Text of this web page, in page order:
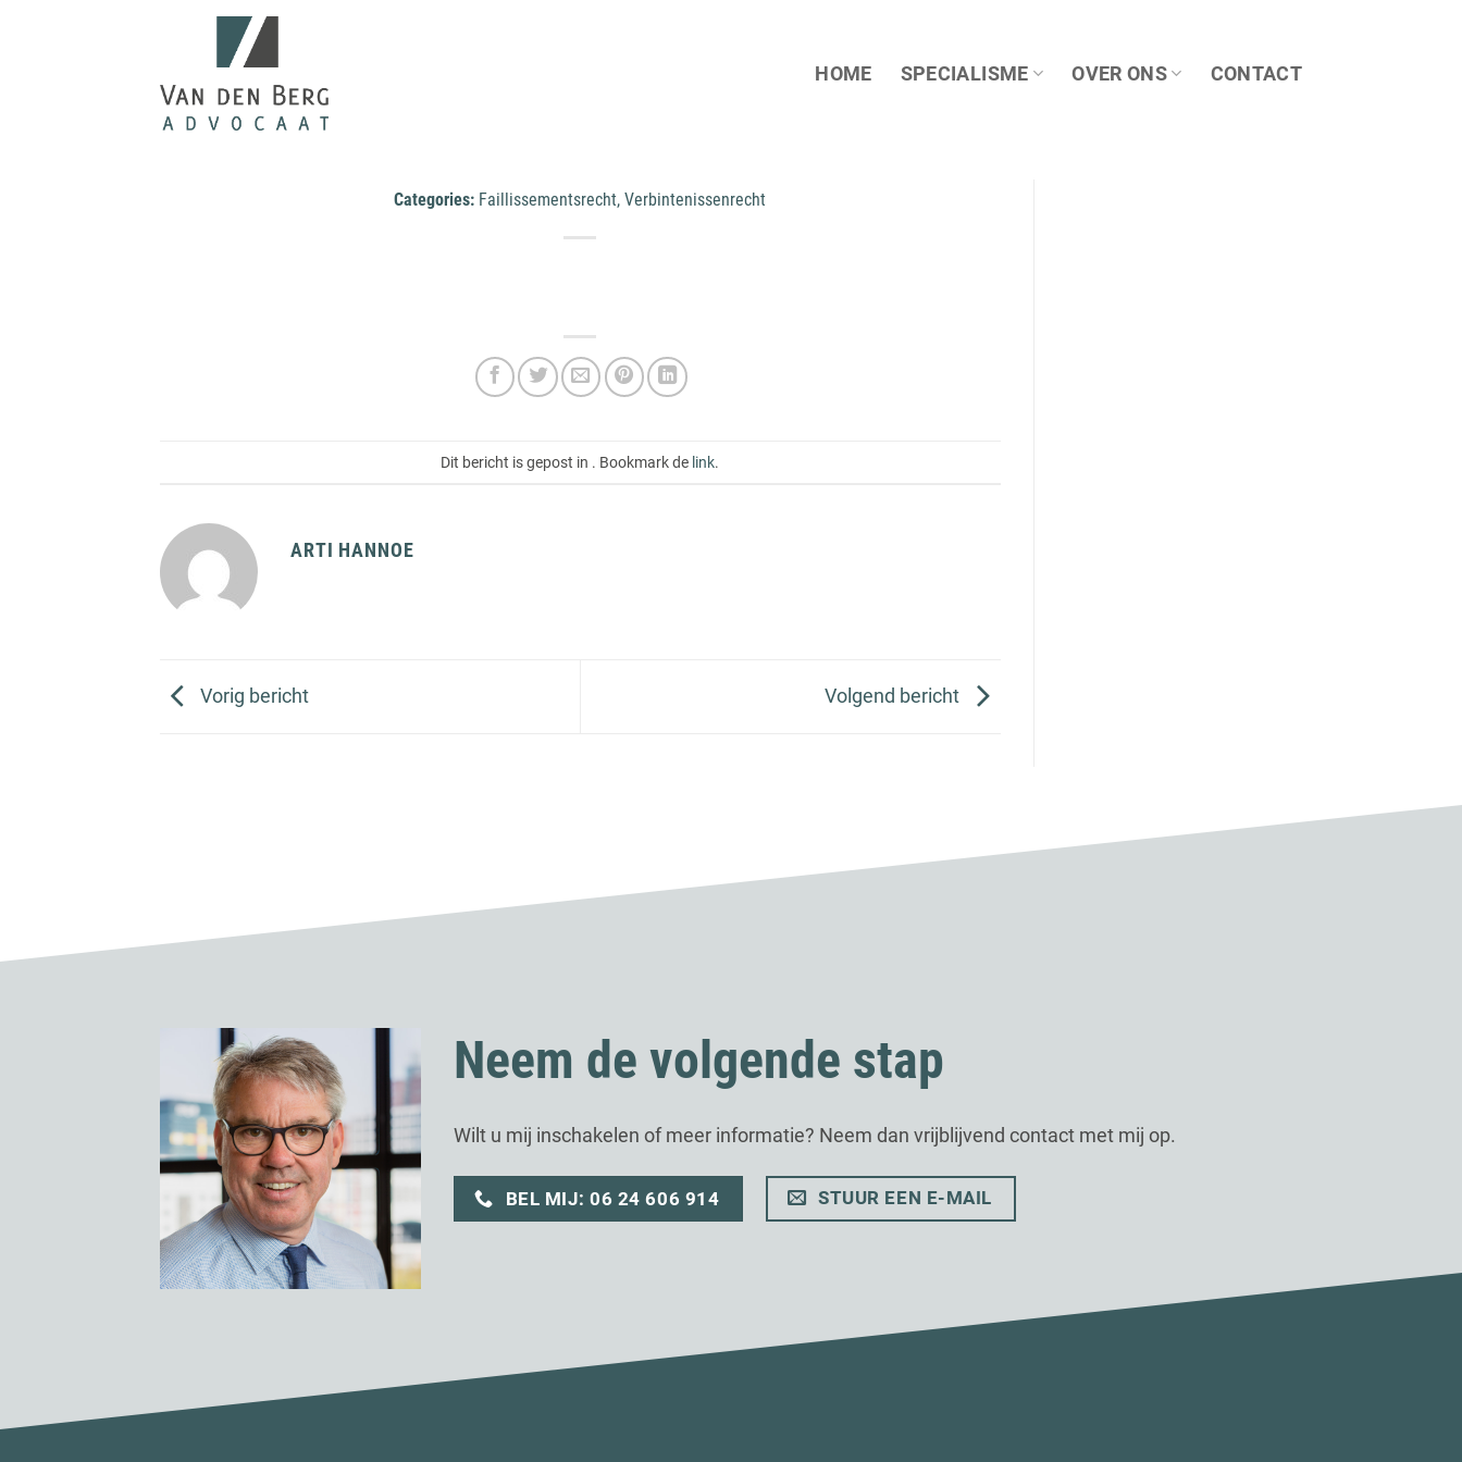
HOME SPECIALISME OVER ONS CONTACT
Categories: Faillissementsrecht, Verbintenissenrecht
Dit bericht is gepost in . Bookmark de link.
ARTI HANNOE
Vorig bericht Volgend bericht
Neem de volgende stap
Wilt u mij inschakelen of meer informatie? Neem dan vrijblijvend contact met mij op.
BEL MIJ: 06 24 606 914 STUUR EEN E-MAIL